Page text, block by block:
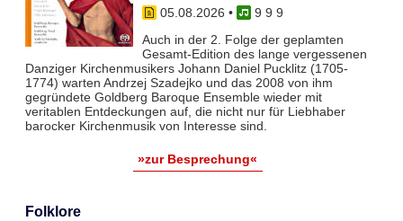
05.08.2026 •
9 9 9
Auch in der 2. Folge der geplamten
Gesamt-Edition des lange vergessenen
Danziger Kirchenmusikers Johann Daniel Pucklitz (1705-
1774) warten Andrzej Szadejko und das 2008 von ihm
gegründete Goldberg Baroque Ensemble wieder mit
veritablen Entdeckungen auf, die nicht nur für Liebhaber
barocker Kirchenmusik von Interesse sind.
»zur Besprechung«
Folklore